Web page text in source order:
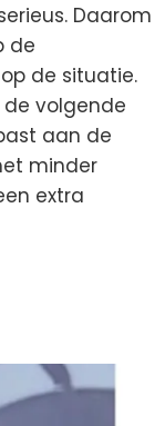
Daarom
de
de situatie.
volgende
aan de
minder
extra